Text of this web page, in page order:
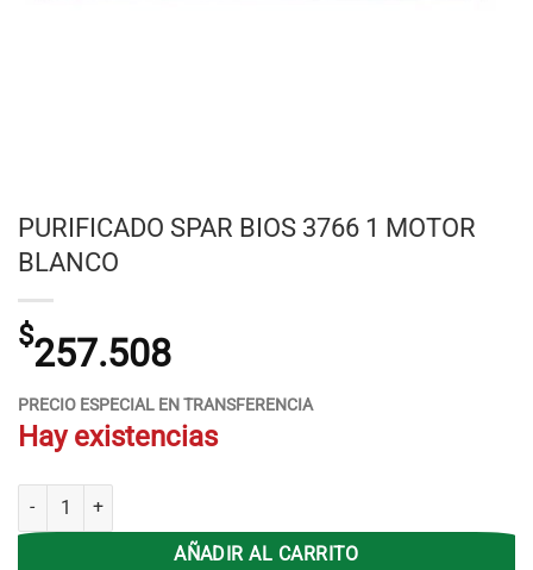
PURIFICADO SPAR BIOS 3766 1 MOTOR
BLANCO
$257.508
PRECIO ESPECIAL EN TRANSFERENCIA
Hay existencias
PURIFICADO SPAR BIOS 3766 1 MOTOR BLANCO cantidad
AÑADIR AL CARRITO